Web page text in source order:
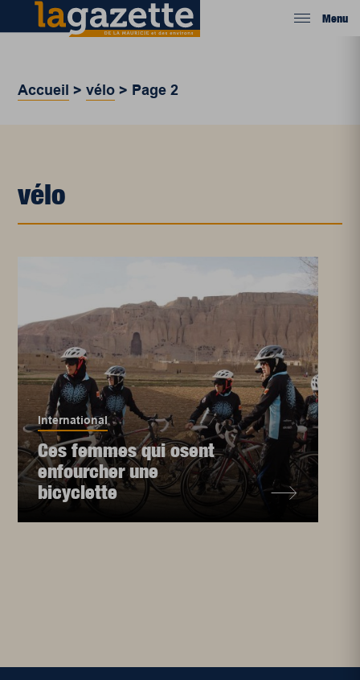
Menu
Accueil >vélo > Page 2
vélo
International
Ces femmes qui osent
enfourcher une
bicyclette